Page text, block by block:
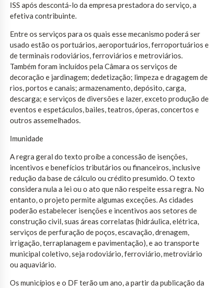
ISS após descontá-lo da empresa prestadora do serviço, a
efetiva contribuinte.
Entre os serviços para os quais esse mecanismo poderá ser
usado estão os portuários, aeroportuários, ferroportuários e
de terminais rodoviários, ferroviários e metroviários.
Também foram incluídos pela Câmara os serviços de
decoração e jardinagem; dedetização; limpeza e dragagem de
rios, portos e canais; armazenamento, depósito, carga,
descarga; e serviços de diversões e lazer, exceto produção de
eventos e espetáculos, bailes, teatros, óperas, concertos e
outros assemelhados.
Imunidade
A regra geral do texto proíbe a concessão de isenções,
incentivos e benefícios tributários ou financeiros, inclusive
redução da base de cálculo ou crédito presumido. O texto
considera nula a lei ou o ato que não respeite essa regra. No
entanto, o projeto permite algumas exceções. As cidades
poderão estabelecer isenções e incentivos aos setores de
construção civil, suas áreas correlatas (hidráulica, elétrica,
serviços de perfuração de poços, escavação, drenagem,
irrigação, terraplanagem e pavimentação), e ao transporte
municipal coletivo, seja rodoviário, ferroviário, metroviário
ou aquaviário.
Os municípios e o DF terão um ano, a partir da publicação da